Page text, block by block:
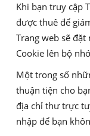
Khi bạn truy cập
được thuê để
Trang web sẽ
Cookie lên bộ
Một trong số
thuận tiện cho
địa chỉ thư trực
nhập để bạn